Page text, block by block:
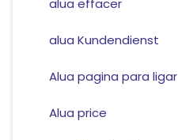
alua effacer
alua Kundendienst
Alua pagina para ligar
Alua price